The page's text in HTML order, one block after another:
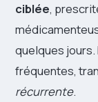
ciblée,
quelques
fréquentes,
récurrente.